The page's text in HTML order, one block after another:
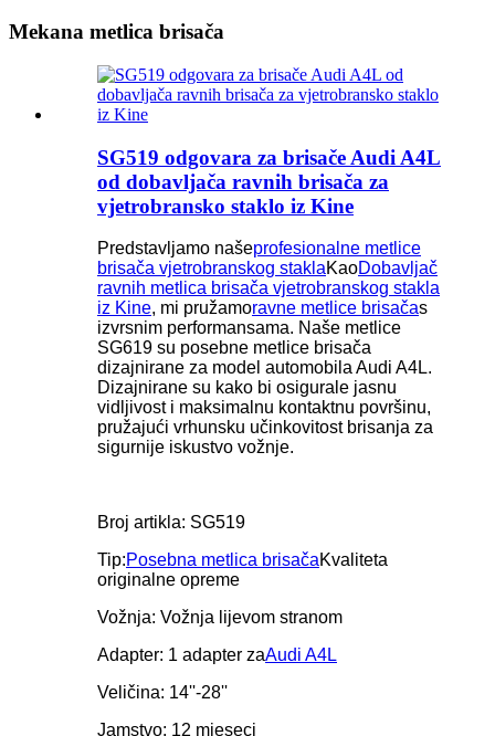
Mekana metlica brisača
SG519 odgovara za brisače Audi A4L
od dobavljača ravnih brisača za
vjetrobransko staklo iz Kine
Predstavljamo našeprofesionalne metlice
brisača vjetrobranskog staklaKaoDobavljač
ravnih metlica brisača vjetrobranskog stakla
iz Kine, mi pružamoravne metlice brisačas
izvrsnim performansama. Naše metlice
SG619 su posebne metlice brisača
dizajnirane za model automobila Audi A4L.
Dizajnirane su kako bi osigurale jasnu
vidljivost i maksimalnu kontaktnu površinu,
pružajući vrhunsku učinkovitost brisanja za
sigurnije iskustvo vožnje.
Broj artikla: SG519
Tip:Posebna metlica brisačaKvaliteta
originalne opreme
Vožnja: Vožnja lijevom stranom
Adapter: 1 adapter zaAudi A4L
Veličina: 14''-28''
Jamstvo: 12 mjeseci